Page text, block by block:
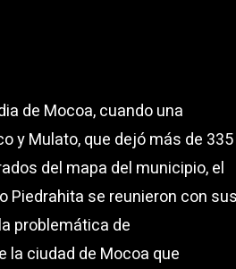
de Mocoa, cuando una
y Mulato, que dejó más de 335
del mapa del municipio, el
Piedrahita se reunieron con sus
problemática de
la ciudad de Mocoa que